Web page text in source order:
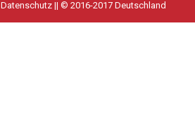
Datenschutz|| © 2016-2017 Deutschland